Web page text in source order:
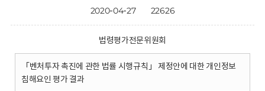
2020-04-27 22626
법령평가전문위원회
「벤처투자 촉진에 관한 법률 시행규칙」 제정안에 대한 개인정보
침해요인 평가 결과